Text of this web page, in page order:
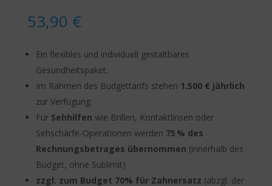
53,90 €
Ein flexibles und individuell gestaltbares
Gesundheitspaket.
Im Rahmen des Budgettarifs stehen 1.500 € jährlich
zur Verfügung.
Für Sehhilfen wie Brillen, Kontaktlinsen oder
Sehschärfe-Operationen werden 75 % des
Rechnungsbetrages übernommen (innerhalb des
Budget, ohne Sublimit)
zzgl. zum Budget 70% für Zahnersatz (abzgl. der